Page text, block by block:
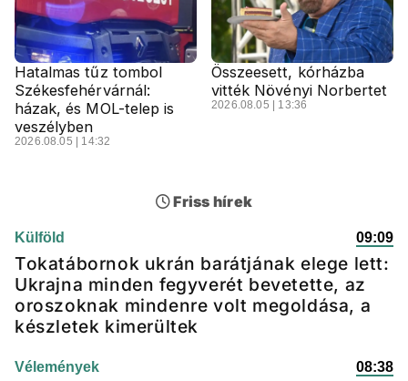
Hatalmas tűz tombol
Székesfehérvárnál:
házak, és MOL-telep is
veszélyben
2026.08.05 | 14:32
Összeesett, kórházba
vitték Növényi Norbertet
2026.08.05 | 13:36
Friss hírek
Külföld 09:09
Tokatábornok ukrán barátjának elege lett:
Ukrajna minden fegyverét bevetette, az
oroszoknak mindenre volt megoldása, a
készletek kimerültek
Vélemények 08:38